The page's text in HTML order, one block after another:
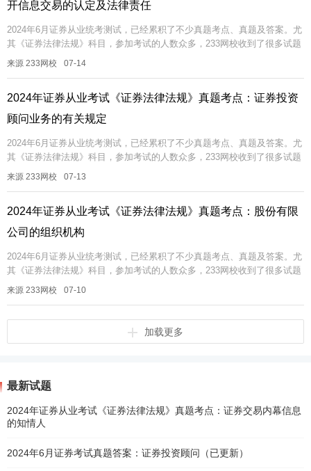
开信息交易的认定及法律责任
2024年6月证券从业统考测试，已经累积了不少真题考点、真题及答案。尤
其《证券法律法规》科目，参加考试的人数众多，233网校收到了很多试题
反馈，考过的真题可能再考，即便不考一模一样的，也可能考相同的考...
来源 233网校 07-14
2024年证券从业考试《证券法律法规》真题考点：证券投资
顾问业务的有关规定
2024年6月证券从业统考测试，已经累积了不少真题考点、真题及答案。尤
其《证券法律法规》科目，参加考试的人数众多，233网校收到了很多试题
反馈，考过的真题可能再考，即便不考一模一样的，也可能考相同的考...
来源 233网校 07-13
2024年证券从业考试《证券法律法规》真题考点：股份有限
公司的组织机构
2024年6月证券从业统考测试，已经累积了不少真题考点、真题及答案。尤
其《证券法律法规》科目，参加考试的人数众多，233网校收到了很多试题
反馈，考过的真题可能再考，即便不考一模一样的，也可能考相同的考...
来源 233网校 07-10
加载更多
最新试题
2024年证券从业考试《证券法律法规》真题考点：证券交易内幕信息
的知情人
2024年6月证券考试真题答案：证券投资顾问（已更新）